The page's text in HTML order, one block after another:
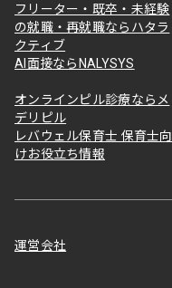
フリーター・既卒・未経験
の就職・再就職ならハタラ
クティブ
AI面接ならNALYSYS
オンラインピル診療ならメ
デリピル
レバウェル保育士 保育士向
けお役立ち情報
運営会社